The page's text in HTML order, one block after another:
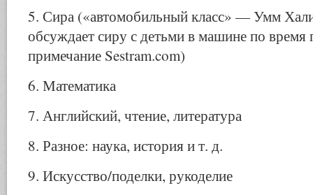
5. Сира («автомобильный класс» — Умм
обсуждает сиру с детьми в машине по
примечание Sestram.com)
6. Математика
7. Английский, чтение, литература
8. Разное: наука, история и т. д.
9. Искусство/поделки, рукоделие